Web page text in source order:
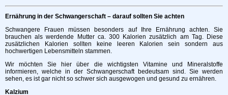
Ernährung in der Schwangerschaft – darauf sollten Sie achten
Schwangere Frauen müssen besonders auf Ihre Ernährung achten. Sie
brauchen als werdende Mutter ca. 300 Kalorien zusätzlich am Tag. Diese
zusätzlichen Kalorien sollten keine leeren Kalorien sein sondern aus
hochwertigen Lebensmitteln stammen.
Wir möchten Sie hier über die wichtigsten Vitamine und Mineralstoffe
informieren, welche in der Schwangerschaft bedeutsam sind. Sie werden
sehen, es ist gar nicht so schwer sich ausgewogen und gesund zu ernähren.
Kalzium